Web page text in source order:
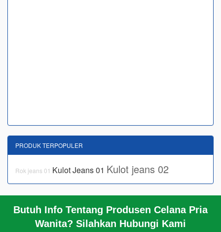
Butuh Info Tentang Produsen Celana Pria
Wanita? Silahkan Hubungi Kami
PRODUK TERPOPULER
Rok jeans 01 Kulot Jeans 01 Kulot jeans 02
BERANDA
KERANJANG BELANJA